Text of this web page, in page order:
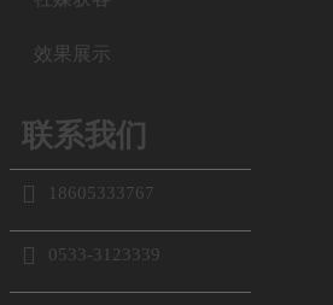
效果展示
联系我们
 18605333767
 0533-3123339